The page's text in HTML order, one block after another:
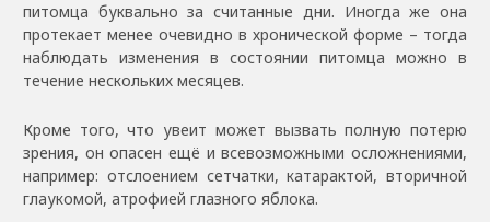
питомца буквально за считанные дни. Иногда же она
протекает менее очевидно в хронической форме – тогда
наблюдать изменения в состоянии питомца можно в
течение нескольких месяцев.
Кроме того, что увеит может вызвать полную потерю
зрения, он опасен ещё и всевозможными осложнениями,
например: отслоением сетчатки, катарактой, вторичной
глаукомой, атрофией глазного яблока.